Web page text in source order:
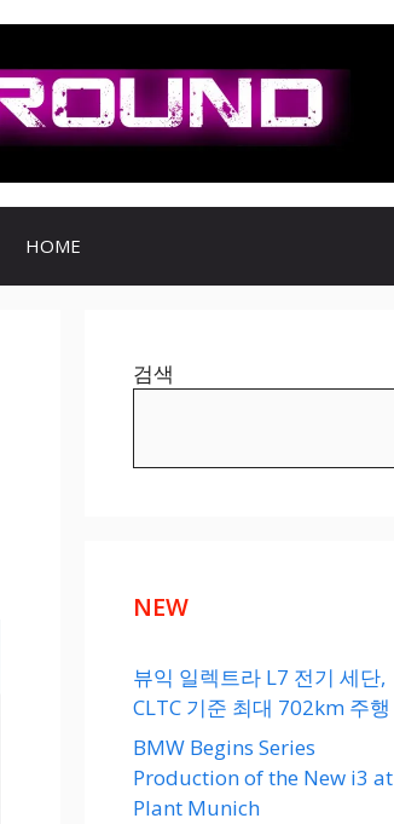
HOME
검색
NEW
뷰익 일렉트라 L7 전기 세단,
CLTC 기준 최대 702km 주행
BMW Begins Series
Production of the New i3 at
Plant Munich